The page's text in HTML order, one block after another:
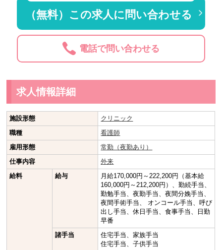
（無料）この求人に問い合わせる
電話で問い合わせる
求人情報詳細
施設形態
クリニック
職種
看護師
雇用形態
常勤（夜勤あり）
仕事内容
外来
給料
給与
月給170,000円～222,200円（基本給
160,000円～212,200円）、勤続手当、
勤勉手当、夜勤手当、夜間分娩手当、
夜間手術手当、 オンコール手当、呼び
出し手当、休日手当、食事手当、日勤
早番
諸手当
住宅手当、家族手当
住宅手当、子供手当